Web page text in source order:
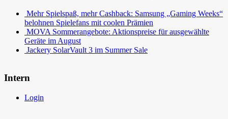
Mehr Spielspaß, mehr Cashback: Samsung „Gaming Weeks“
belohnen Spielefans mit coolen Prämien
MOVA Sommerangebote: Aktionspreise für ausgewählte
Geräte im August
Jackery SolarVault 3 im Summer Sale
Intern
Login